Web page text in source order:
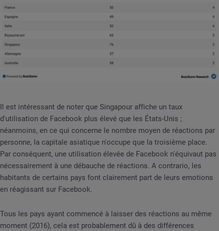
Il est intéressant de noter que Singapour affiche un taux
d'utilisation de Facebook plus élevé que les États-Unis ;
néanmoins, en ce qui concerne le nombre moyen de réactions par
personne, la capitale asiatique n'occupe que la troisième place.
Par conséquent, une utilisation élevée de Facebook n'équivaut pas
nécessairement à une débauche de réactions. A contrario, les
habitants de certains pays font clairement part de leurs emotions
en réagissant sur Facebook.
Tous les pays ayant commencé à laisser des réactions au même
moment (2016), cela est probablement dû à des différences